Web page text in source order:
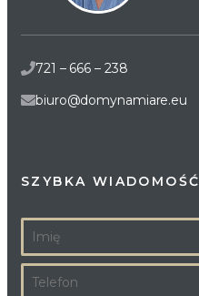
721 – 666 – 238
biuro@domynamiare.eu
SZYBKA WIADOMOŚĆ